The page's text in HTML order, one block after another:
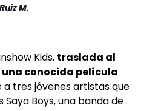
M.
Kids, traslada al
una conocida película
a tres jóvenes artistas que
Boys, una banda de